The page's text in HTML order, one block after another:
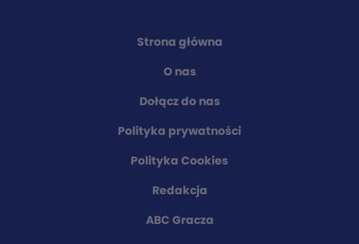
Strona główna
O nas
Dołącz do nas
Polityka prywatności
Polityka Cookies
Redakcja
ABC Gracza